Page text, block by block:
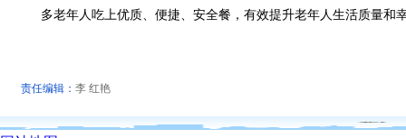
多老年人吃上优质、便捷、安全餐，有效提升老年人生活质量和
责任编辑： 李 红艳